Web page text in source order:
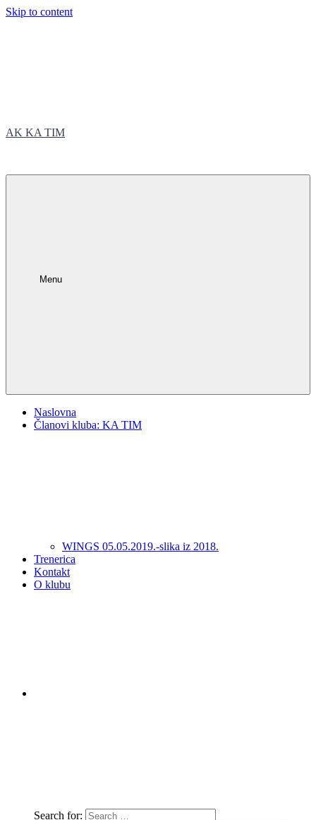
Skip to content
AK KA TIM
Menu
Naslovna
Članovi kluba: KA TIM
WINGS 05.05.2019.-slika iz 2018.
Trenerica
Kontakt
O klubu
Search for: